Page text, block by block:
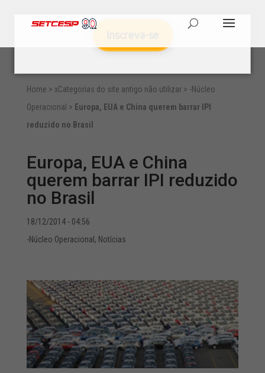
Home > xCategorias do site antigo não utilizar> -Núcleo
Operacional > Europa, EUA e China querem barrar IPI
reduzido no Brasil
Europa, EUA e China
querem barrar IPI reduzido
no Brasil
18/12/2014 - 04:56
-Núcleo Operacional , Notícias